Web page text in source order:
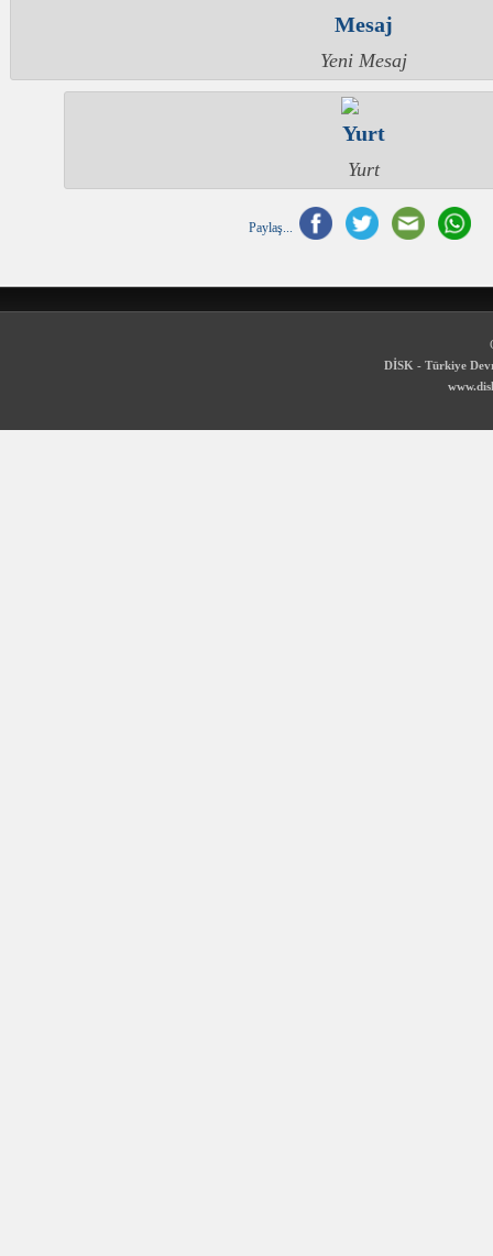
Yeni Mesaj
Yurt
Paylaş...
DİSK - Türkiye